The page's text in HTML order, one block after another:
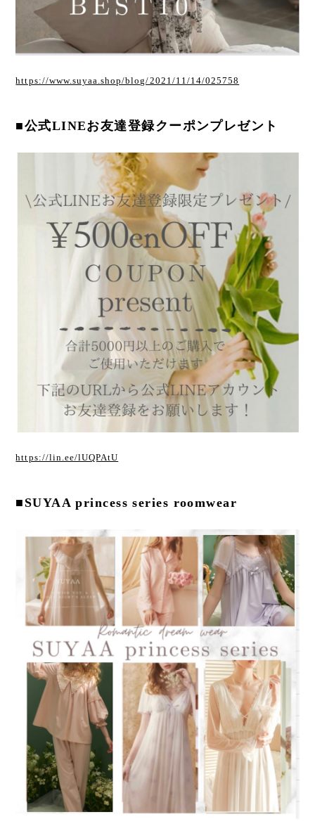
https://www.suyaa.shop/blog/2021/11/14/025758
■公式LINEお友達登録クーポンプレゼント
https://lin.ee/lUQPAtU
■SUYAA princess series roomwear